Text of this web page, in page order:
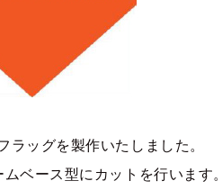
ラッグを製作いたしました。
ベース型にカットを行います。